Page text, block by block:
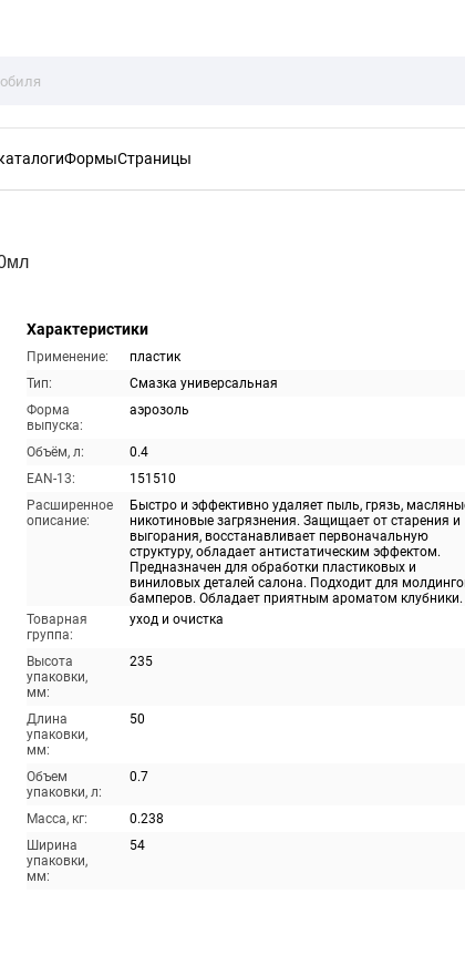
ФормыСтраницы
Характеристики
Применение:
пластик
Тип:
Смазка универсальная
Форма
выпуска:
аэрозоль
Объём, л:
0.4
EAN-13:
151510
Расширенное
описание:
Быстро и эффективно удаляет пыль, грязь,
никотиновые загрязнения. Защищает от старения и
выгорания, восстанавливает первоначальную
структуру, обладает антистатическим эффектом.
Предназначен для обработки пластиковых и
виниловых деталей салона. Подходит для
бамперов. Обладает приятным ароматом клубники.
Товарная
группа:
уход и очистка
Высота
упаковки,
мм:
235
Длина
упаковки,
мм:
50
Объем
упаковки, л:
0.7
Масса, кг:
0.238
Ширина
упаковки,
мм:
54